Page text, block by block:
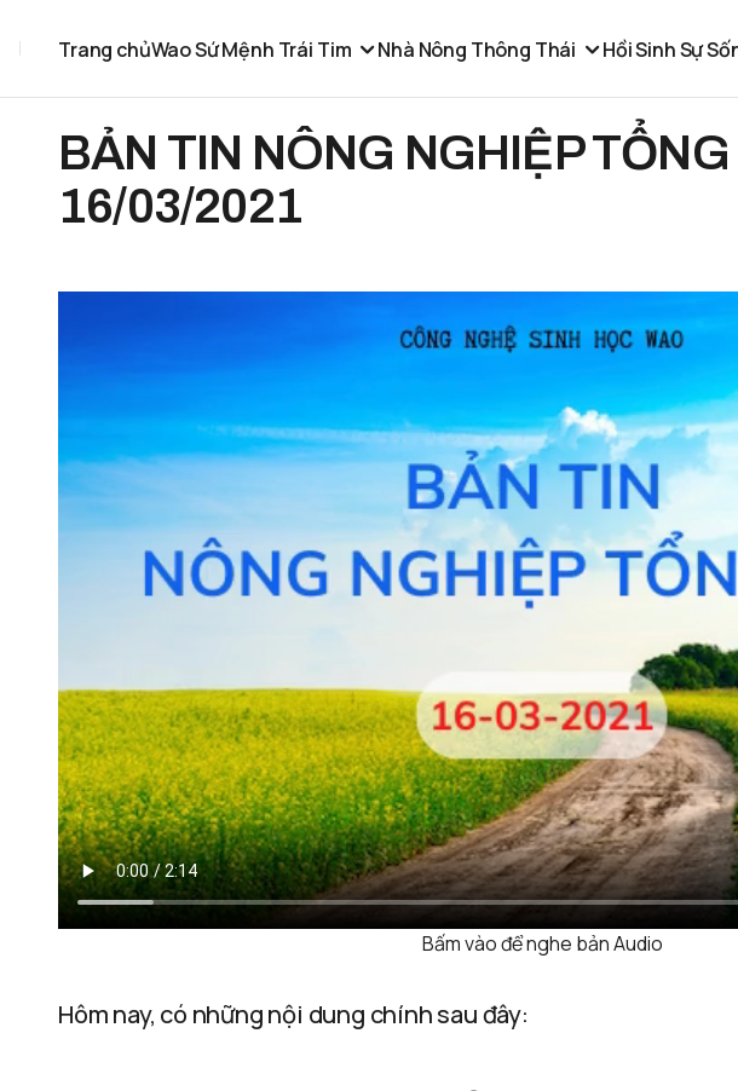
Trang chủWao Sứ Mệnh Trái Tim Nhà Nông Thông Thái Hồi Sinh Sự
BẢN TIN NÔNG NGHIỆP
16/03/2021
Bấm vào để nghe bản Audio
Hôm nay, có những nội dung chính sau đây: